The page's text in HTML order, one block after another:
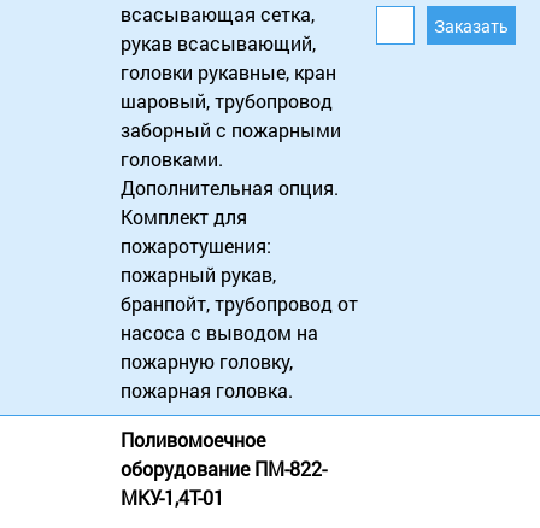
всасывающая сетка,
рукав всасывающий,
головки рукавные, кран
шаровый, трубопровод
заборный с пожарными
головками.
Дополнительная опция.
Комплект для
пожаротушения:
пожарный рукав,
бранпойт, трубопровод от
насоса с выводом на
пожарную головку,
пожарная головка.
Поливомоечное
оборудование ПМ-822-
МКУ-1,4Т-01